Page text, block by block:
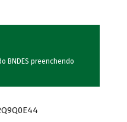
BNDES preenchendo